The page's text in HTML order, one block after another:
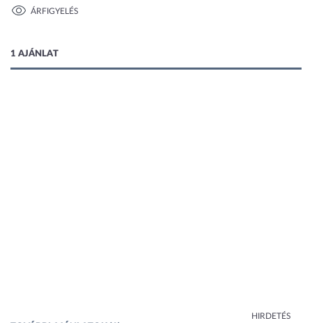
ÁRFIGYELÉS
1 AJÁNLAT
HIRDETÉS